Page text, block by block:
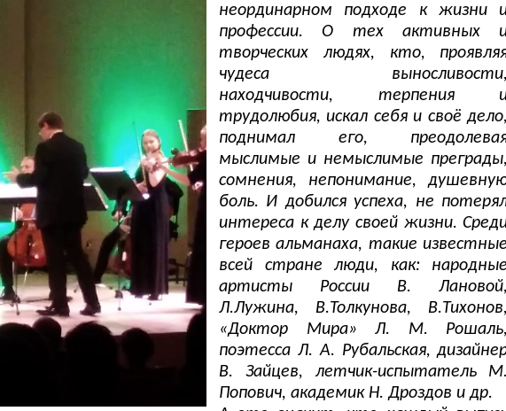
неординарном подходе к жизни
профессии. О тех активных
творческих людях, кто,
чудеса
находчивости, терпения
трудолюбия, искал себя и своё
поднимал его,
мыслимые и немыслимые
сомнения, непонимание,
боль. И добился успеха, не
интереса к делу своей жизни.
героев альманаха, такие
всей стране люди, как:
артисты России В.
Л.Лужина, В.Толкунова,
«Доктор Мира» Л. М.
поэтесса Л. А. Рубальская,
В. Зайцев, летчик-испытатель
Попович, академик Н. Дроздов и др.